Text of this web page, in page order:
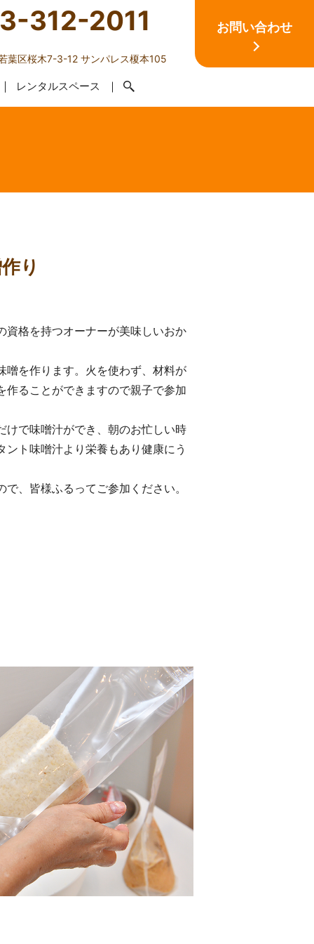
レンタルスペース
312-2011
葉区桜木7-3-12 サンパレス榎本105
お問い合わせ
り
資格を持つオーナーが美味しいおか
噌を作ります。火を使わず、材料が
作ることができますので親子で参加
けで味噌汁ができ、朝のお忙しい時
ト味噌汁より栄養もあり健康にう
、皆様ふるってご参加ください。